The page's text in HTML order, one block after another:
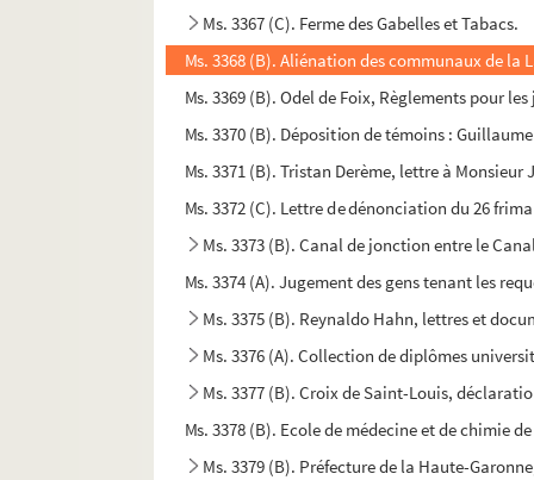
Ms. 3367 (C). Ferme des Gabelles et Tabacs.
Ms. 3368 (B). Aliénation des communaux de
Ms. 3369 (B). Odel de Foix, Règlements pour
Ms. 3370 (B). Déposition de témoins :
Ms. 3371 (B). Tristan Derème, lettre à Monsieur
Ms. 3372 (C). Lettre de dénonciation du 26
Ms. 3373 (B). Canal de jonction entre le
Ms. 3374 (A). Jugement des gens tenant les
Ms. 3375 (B). Reynaldo Hahn, lettres et
Ms. 3376 (A). Collection de diplômes
Ms. 3377 (B). Croix de Saint-Louis,
Ms. 3378 (B). Ecole de médecine et de chimie
Ms. 3379 (B). Préfecture de la Haute-